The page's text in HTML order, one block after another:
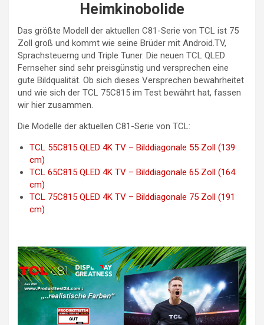
Heimkinobolide
Das größte Modell der aktuellen C81-Serie von TCL ist 75
Zoll groß und kommt wie seine Brüder mit Android.TV,
Sprachsteuerng und Triple Tuner. Die neuen TCL QLED
Fernseher sind sehr preisgünstig und versprechen eine
gute Bildqualität. Ob sich dieses Versprechen bewahrheitet
und wie sich der TCL 75C815 im Test bewährt hat, fassen
wir hier zusammen.
Die Modelle der aktuellen C81-Serie von TCL:
TCL 55C815 QLED 4K TV – Bilddiagonale 55 Zoll (139
cm)
TCL 65C815 QLED 4K TV – Bilddiagonale 65 Zoll (164
cm)
TCL 75C815 QLED 4K TV – Bilddiagonale 75 Zoll (191
cm)